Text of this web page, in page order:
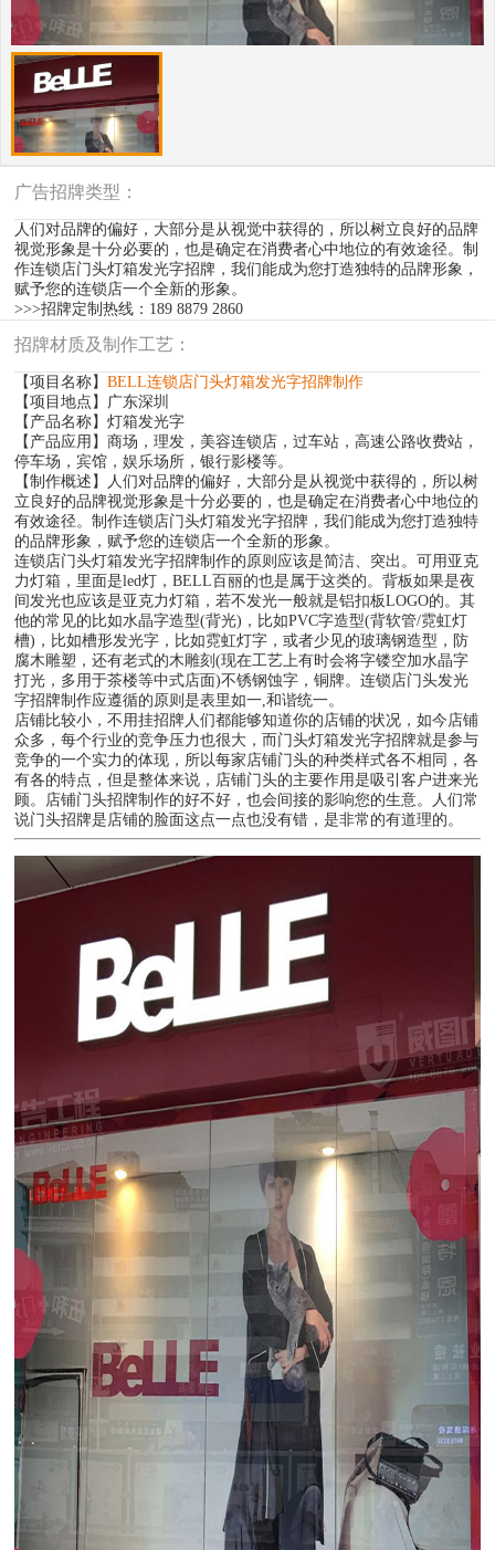
广告招牌类型：
人们对品牌的偏好，大部分是从视觉中获得的，所以树立良好的品牌
视觉形象是十分必要的，也是确定在消费者心中地位的有效途径。制
作连锁店门头灯箱发光字招牌，我们能成为您打造独特的品牌形象，
赋予您的连锁店一个全新的形象。
>>>招牌定制热线：189 8879 2860
招牌材质及制作工艺：
【项目名称】BELL连锁店门头灯箱发光字招牌制作
【项目地点】广东深圳
【产品名称】灯箱发光字
【产品应用】商场，理发，美容连锁店，过车站，高速公路收费站，
停车场，宾馆，娱乐场所，银行影楼等。
【制作概述】人们对品牌的偏好，大部分是从视觉中获得的，所以树
立良好的品牌视觉形象是十分必要的，也是确定在消费者心中地位的
有效途径。制作连锁店门头灯箱发光字招牌，我们能成为您打造独特
的品牌形象，赋予您的连锁店一个全新的形象。
连锁店门头灯箱发光字招牌制作的原则应该是简洁、突出。可用亚克
力灯箱，里面是led灯，BELL百丽的也是属于这类的。背板如果是夜
间发光也应该是亚克力灯箱，若不发光一般就是铝扣板LOGO的。其
他的常见的比如水晶字造型(背光)，比如PVC字造型(背软管/霓虹灯
槽)，比如槽形发光字，比如霓虹灯字，或者少见的玻璃钢造型，防
腐木雕塑，还有老式的木雕刻(现在工艺上有时会将字镂空加水晶字
打光，多用于茶楼等中式店面)不锈钢蚀字，铜牌。连锁店门头发光
字招牌制作应遵循的原则是表里如一,和谐统一。
店铺比较小，不用挂招牌人们都能够知道你的店铺的状况，如今店铺
众多，每个行业的竞争压力也很大，而门头灯箱发光字招牌就是参与
竞争的一个实力的体现，所以每家店铺门头的种类样式各不相同，各
有各的特点，但是整体来说，店铺门头的主要作用是吸引客户进来光
顾。店铺门头招牌制作的好不好，也会间接的影响您的生意。人们常
说门头招牌是店铺的脸面这点一点也没有错，是非常的有道理的。